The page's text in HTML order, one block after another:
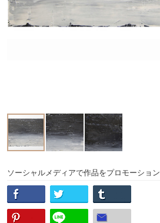
ソーシャルメディアで作品をプロモーション